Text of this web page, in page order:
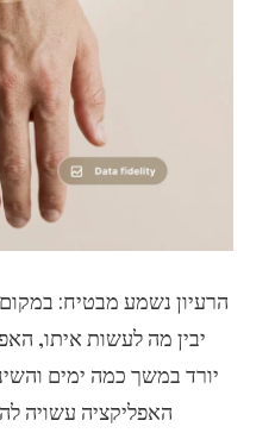
הרעיון נשמע מבטיח:
יבין מה לעשות איתו,
האפליקציה עשויה